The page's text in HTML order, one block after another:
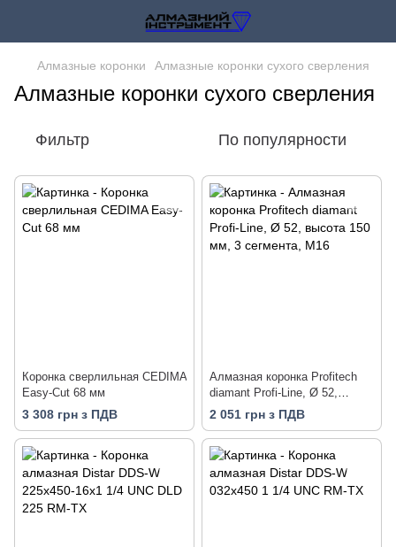
Алмазные коронки Алмазные коронки сухого сверления
Алмазные коронки сухого сверления
Фильтр По популярности
Коронка сверлильная CEDIMA
Easy-Cut 68 мм
3 308 грн з ПДВ
Алмазная коронка Profitech
diamant Profi-Line, Ø 52,
высота 150 мм, 3 сегмента,
2 051 грн з ПДВ